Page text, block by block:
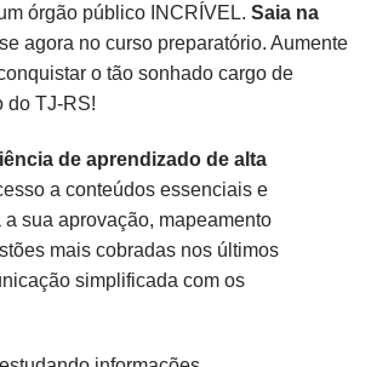
órgão público INCRÍVEL. Saia na
agora no curso preparatório. Aumente
o tão sonhado cargo de
do TJ-RS!
de aprendizado de alta
a conteúdos essenciais e
sua aprovação, mapeamento
mais cobradas nos últimos
simplificada com os